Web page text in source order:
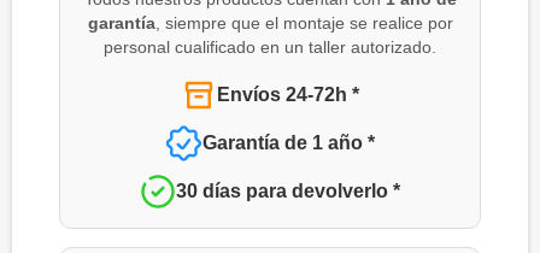
garantía, siempre que el montaje se realice por
personal cualificado en un taller autorizado.
Envíos 24-72h *
Garantía de 1 año *
30 días para devolverlo *